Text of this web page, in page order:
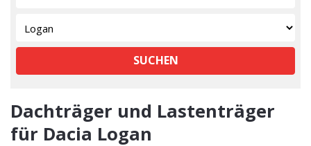
SUCHEN
Dachträger und Lastenträger
für Dacia Logan